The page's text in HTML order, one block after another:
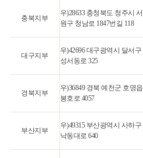
충북지부
우)28633 충청북도 청주시 서
원구 청남로 1847번길 118
대구지부
우)42696 대구광역시 달서구
성서동로 325
경북지부
우)36849 경북 예천군 호명읍
봉호로 4057
부산지부
우)49315 부산광역시 사하구
낙동대로 640